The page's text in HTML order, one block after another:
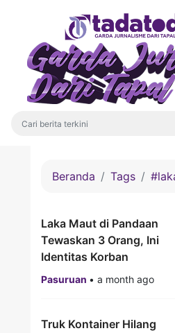
Beranda Tags
Laka Maut di Pandaan
Tewaskan 3 Orang, Ini
Identitas Korban
Pasuruan • a month ago
Truk Kontainer Hilang